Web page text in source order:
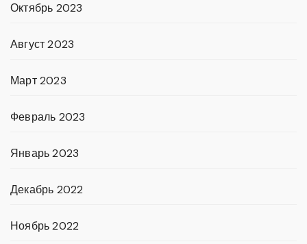
Октябрь 2023
Август 2023
Март 2023
Февраль 2023
Январь 2023
Декабрь 2022
Ноябрь 2022